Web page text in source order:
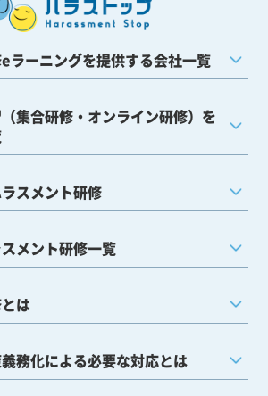
ラーニングを提供する会社一覧
集合研修・オンライン研修）を
スメント研修
メント研修一覧
は
務化による必要な対応とは